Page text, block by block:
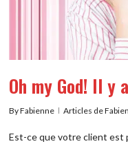
Oh my God! Il y
ByFabienne Articles de
Est-ce que votre client est